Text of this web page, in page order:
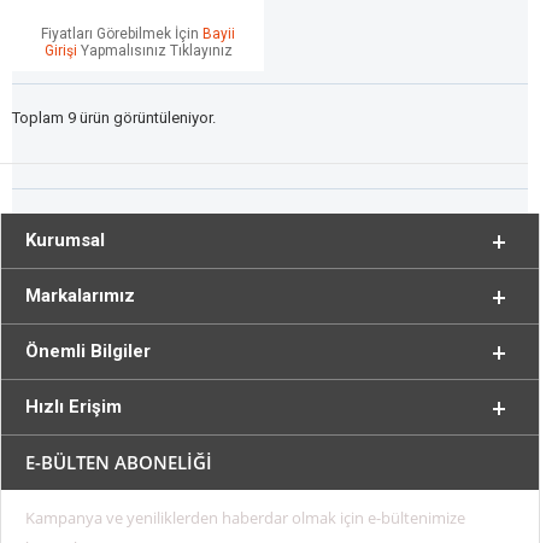
Fiyatları Görebilmek İçin Bayii
Girişi Yapmalısınız Tıklayınız
Toplam 9 ürün görüntüleniyor.
Kurumsal
Markalarımız
Önemli Bilgiler
Hızlı Erişim
E-BÜLTEN ABONELİĞİ
Kampanya ve yeniliklerden haberdar olmak için e-bültenimize